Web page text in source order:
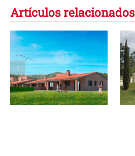
Artículos relacionados
Spa Hotel Mas
Gran